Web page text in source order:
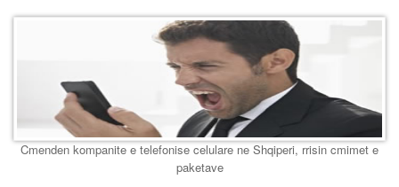
Cmenden kompanite e telefonise celulare ne Shqiperi, rrisin cmimet e
paketave